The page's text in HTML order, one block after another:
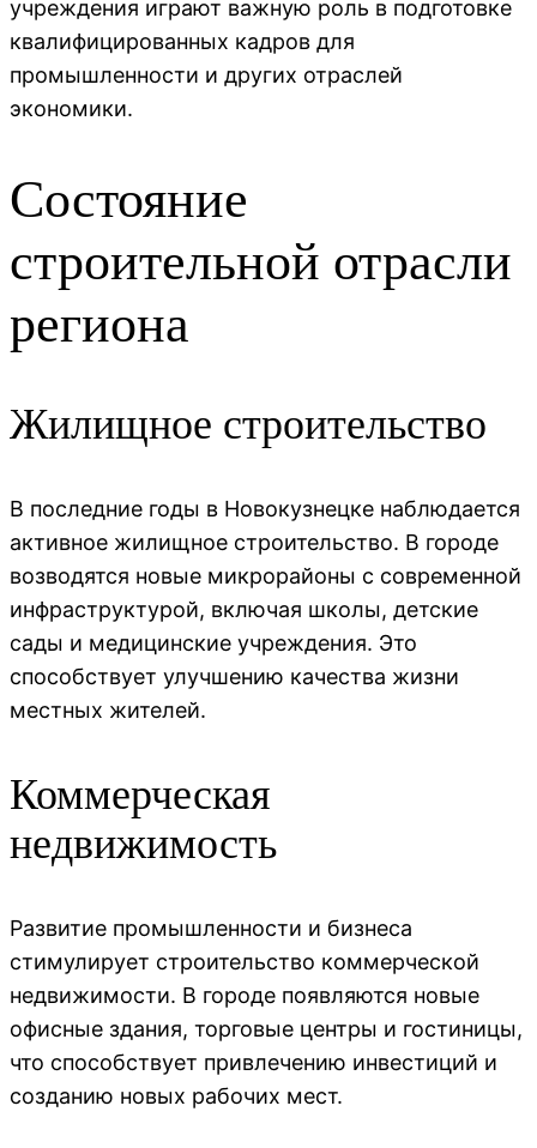
учреждения играют важную роль в подготовке
квалифицированных кадров для
промышленности и других отраслей
экономики.
Состояние
строительной отрасли
региона
Жилищное строительство
В последние годы в Новокузнецке наблюдается
активное жилищное строительство. В городе
возводятся новые микрорайоны с современной
инфраструктурой, включая школы, детские
сады и медицинские учреждения. Это
способствует улучшению качества жизни
местных жителей.
Коммерческая
недвижимость
Развитие промышленности и бизнеса
стимулирует строительство коммерческой
недвижимости. В городе появляются новые
офисные здания, торговые центры и гостиницы,
что способствует привлечению инвестиций и
созданию новых рабочих мест.